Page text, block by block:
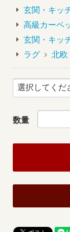
玄関・キッ
高級カーペ
玄関・キッ
ラグ
北欧
数量